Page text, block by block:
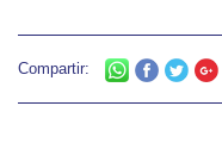
Compartir: